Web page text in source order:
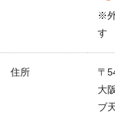
※
す
住所
〒
大
ブ